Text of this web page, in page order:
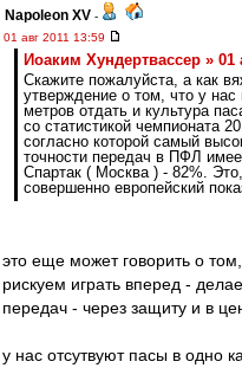
Napoleon XV -
01 авг 2011 13:59
Иоаким Хундертвассер » 01
Скажите пожалуйста, а как
утверждение о том, что у нас
метров отдать и культура
со статистикой чемпионата
согласно которой самый
точности передач в ПФЛ
Спартак ( Москва ) - 82%.
совершенно европейский
это еще может говорить о
рискуем играть вперед -
передач - через защиту и в
у нас отсутвуют пасы в одно